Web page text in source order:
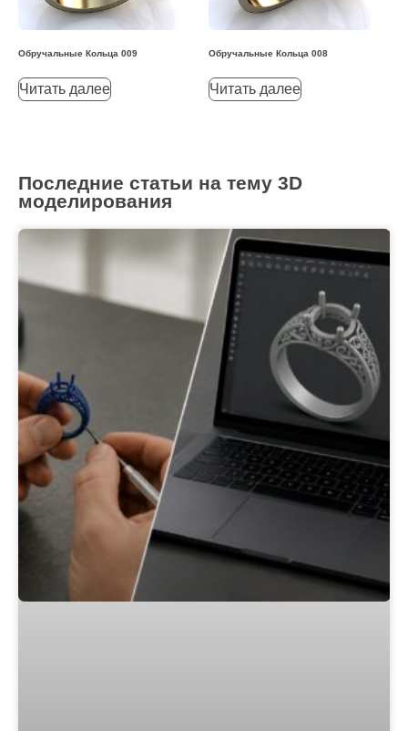
Обручальные Кольца 009
Читать далее
Обручальные Кольца 008
Читать далее
Последние статьи на тему 3D
моделирования